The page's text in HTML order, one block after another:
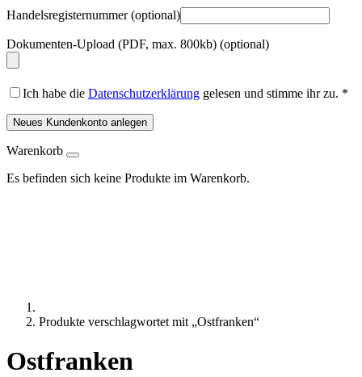
Handelsregisternummer(optional)
Dokumenten-Upload (PDF, max. 800kb) (optional)
Ich habe die Datenschutzerklärung gelesen und stimme ihr zu. *
Neues Kundenkonto anlegen
Warenkorb
Es befinden sich keine Produkte im Warenkorb.
Produkte verschlagwortet mit „Ostfranken“
Ostfranken